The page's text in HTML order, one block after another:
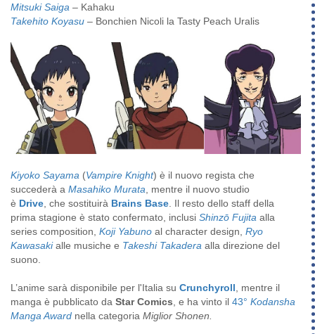
Mitsuki Saiga – Kahaku
Takehito Koyasu – Bonchien Nicoli la Tasty Peach Uralis
Kiyoko Sayama (Vampire Knight) è il nuovo regista che
succederà a Masahiko Murata, mentre il nuovo studio
è Drive, che sostituirà Brains Base. Il resto dello staff della
prima stagione è stato confermato, inclusi Shinzō Fujita alla
series composition, Koji Yabuno al character design, Ryo
Kawasakialle musiche e Takeshi Takadera alla direzione del
suono.
L’anime sarà disponibile per l'Italia su Crunchyroll, mentre il
manga è pubblicato da Star Comics, e ha vinto il 43° Kodansha
Manga Award nella categoria Miglior Shonen.